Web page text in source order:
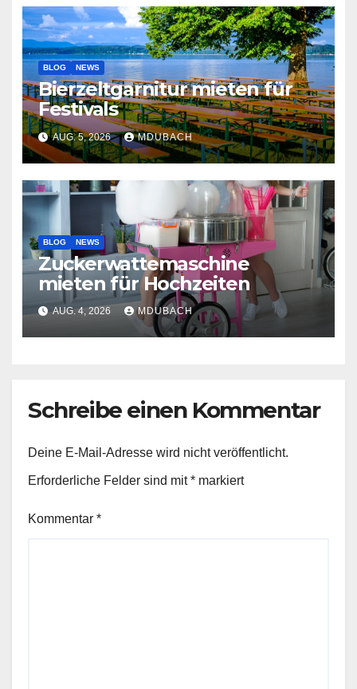
BLOG NEWS
Bierzeltgarnitur mieten für
Festivals
AUG. 5, 2026 MDUBACH
BLOG NEWS
Zuckerwattemaschine
mieten für Hochzeiten
AUG. 4, 2026 MDUBACH
Schreibe einen Kommentar
Deine E-Mail-Adresse wird nicht veröffentlicht.
Erforderliche Felder sind mit* markiert
Kommentar *